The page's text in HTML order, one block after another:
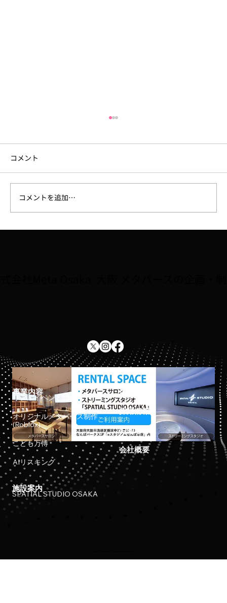
コメント
コメントを追加…
事業内容
リアルイベント開催
オリジナルメタバース制作
(Roblox)
こども万博
AIリスキング
施設案内
SPATIAL STUDIO OSAKA
ホーム
採用情報
お知らせ
会社概要